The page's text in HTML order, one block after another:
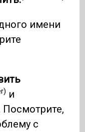
имени
и
Посмотрите,
с